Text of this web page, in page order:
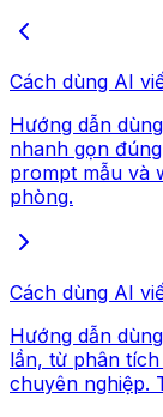
Cách dùng AI
Hướng dẫn
nhanh gọn
prompt mẫu và
phòng.
Cách dùng AI
Hướng dẫn
lần, từ phân
chuyên nghiệp.